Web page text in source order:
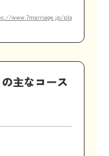
www.7marriage.jp/plan）
主なコース